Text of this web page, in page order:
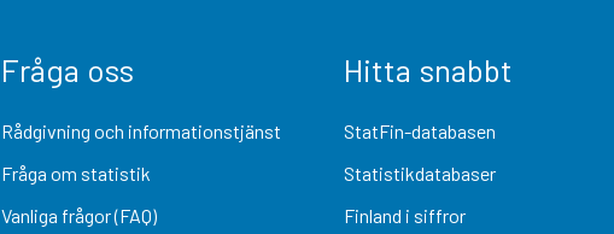
Fråga oss
Rådgivning och informationstjänst
Fråga om statistik
Vanliga frågor (FAQ)
Hitta snabbt
StatFin-databasen
Statistikdatabaser
Finland i siffror